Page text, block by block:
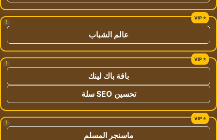
!
عالم الشباب
!
باقة باك لينك
تحسين SEO سلة
!
ماسنجر المسلم